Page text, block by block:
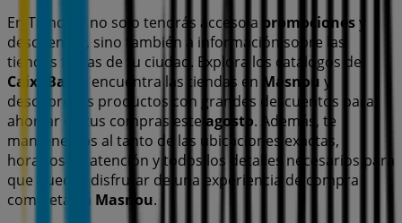
En Tiendeo, no solo tendrás acceso a promocionesy
descuentos, sino también a información sobre las
tiendas físicas de tu ciudad. Explora los catálogos de
CaixaBank
, encuentra las tiendas en Masnou y
descubre los productos con grandes descuentos para
ahorrar en tus compras este agosto. Además, te
mantenemos al tanto de las ubicaciones exactas,
horarios de atención y todos los detalles necesarios para
que puedas disfrutar de una experiencia de compra
completa en Masnou.